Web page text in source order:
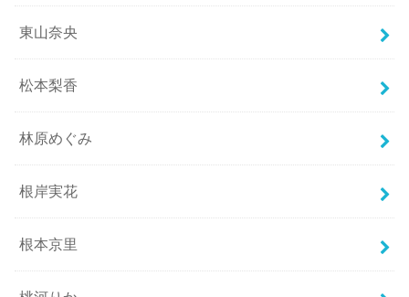
東山奈央
松本梨香
林原めぐみ
根岸実花
根本京里